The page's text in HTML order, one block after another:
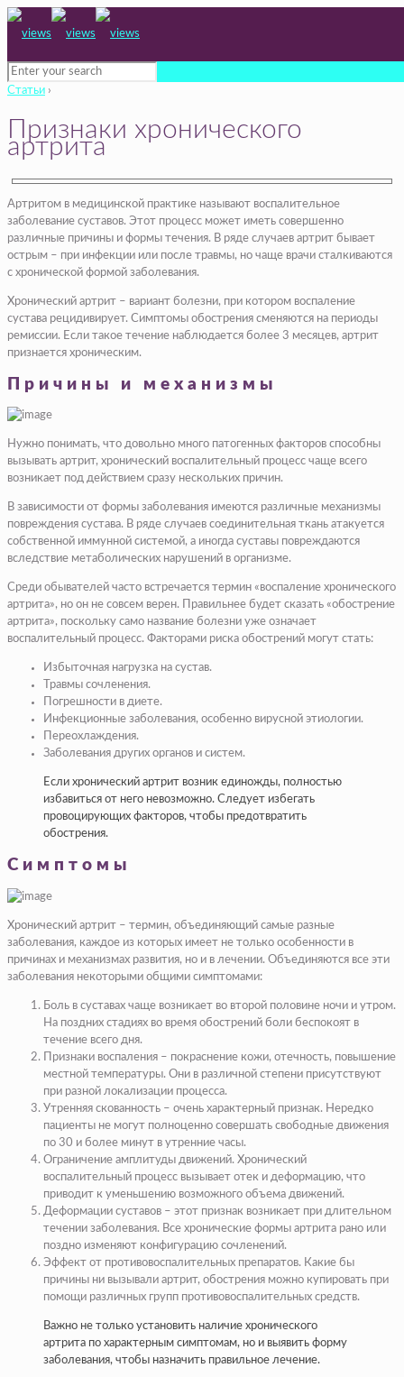
Статьи ›
Признаки хронического
артрита
Артритом в медицинской практике называют воспалительное
заболевание суставов. Этот процесс может иметь совершенно
различные причины и формы течения. В ряде случаев артрит бывает
острым – при инфекции или после травмы, но чаще врачи сталкиваются
с хронической формой заболевания.
Хронический артрит – вариант болезни, при котором воспаление
сустава рецидивирует. Симптомы обострения сменяются на периоды
ремиссии. Если такое течение наблюдается более 3 месяцев, артрит
признается хроническим.
Причины и механизмы
Нужно понимать, что довольно много патогенных факторов способны
вызывать артрит, хронический воспалительный процесс чаще всего
возникает под действием сразу нескольких причин.
В зависимости от формы заболевания имеются различные механизмы
повреждения сустава. В ряде случаев соединительная ткань атакуется
собственной иммунной системой, а иногда суставы повреждаются
вследствие метаболических нарушений в организме.
Среди обывателей часто встречается термин «воспаление хронического
артрита», но он не совсем верен. Правильнее будет сказать «обострение
артрита», поскольку само название болезни уже означает
воспалительный процесс. Факторами риска обострений могут стать:
Избыточная нагрузка на сустав.
Травмы сочленения.
Погрешности в диете.
Инфекционные заболевания, особенно вирусной этиологии.
Переохлаждения.
Заболевания других органов и систем.
Если хронический артрит возник единожды, полностью
избавиться от него невозможно. Следует избегать
провоцирующих факторов, чтобы предотвратить
обострения.
Симптомы
Хронический артрит – термин, объединяющий самые разные
заболевания, каждое из которых имеет не только особенности в
причинах и механизмах развития, но и в лечении. Объединяются все эти
заболевания некоторыми общими симптомами:
Боль в суставах чаще возникает во второй половине ночи и утром.
На поздних стадиях во время обострений боли беспокоят в
течение всего дня.
Признаки воспаления – покраснение кожи, отечность, повышение
местной температуры. Они в различной степени присутствуют
при разной локализации процесса.
Утренняя скованность – очень характерный признак. Нередко
пациенты не могут полноценно совершать свободные движения
по 30 и более минут в утренние часы.
Ограничение амплитуды движений. Хронический
воспалительный процесс вызывает отек и деформацию, что
приводит к уменьшению возможного объема движений.
Деформации суставов – этот признак возникает при длительном
течении заболевания. Все хронические формы артрита рано или
поздно изменяют конфигурацию сочленений.
Эффект от противовоспалительных препаратов. Какие бы
причины ни вызывали артрит, обострения можно купировать при
помощи различных групп противовоспалительных средств.
Важно не только установить наличие хронического
артрита по характерным симптомам, но и выявить форму
заболевания, чтобы назначить правильное лечение.